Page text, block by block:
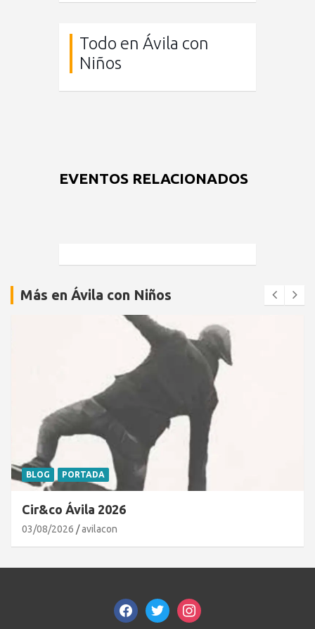
Todo en Ávila con
Niños
EVENTOS RELACIONADOS
Más en Ávila con Niños
BLOG PORTADA
Cir&co Ávila 2026
03/08/2026 avilacon
facebooktwitterinstagram